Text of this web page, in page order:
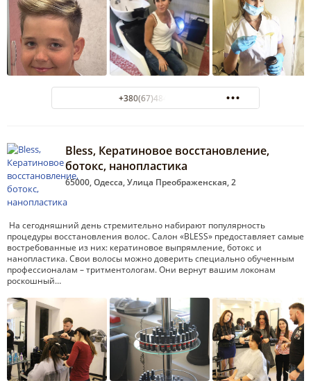
+380(67)484-47-00
Bless, Кератиновое восстановление,
ботокс, нанопластика
65000, Одесса, Улица Преображенская, 2
На сегодняшний день стремительно набирают популярность
процедуры восстановления волос. Салон «BLESS» предоставляет самые
востребованные из них: кератиновое выпрямление, ботокс и
нанопластика. Свои волосы можно доверить специально обученным
профессионалам – тритментологам. Они вернут вашим локонам
роскошный…